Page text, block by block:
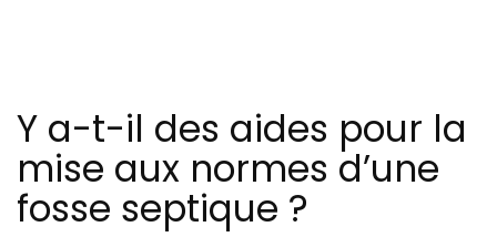
Y a-t-il des aides pour la
mise aux normes d’une
fosse septique ?